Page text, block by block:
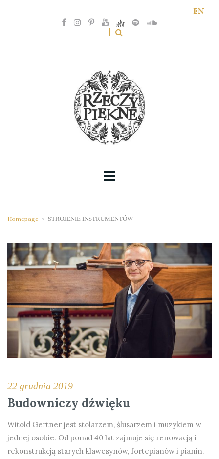
EN
Homepage > STROJENIE INSTRUMENTÓW
22 grudnia 2019
Budowniczy dźwięku
Witold Gertner jest stolarzem, ślusarzem i muzykiem w
jednej osobie. Od ponad 40 lat zajmuje się renowacją i
rekonstrukcją starych klawesynów, fortepianów i pianin.